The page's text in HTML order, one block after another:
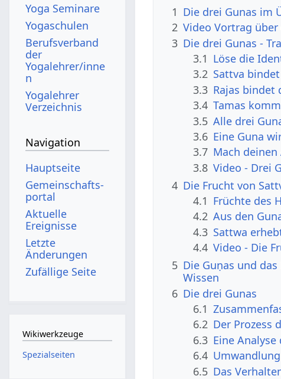
1 Die drei Gunas im
2 Video Vortrag über
3 Die drei Gunas -
3.1 Löse die
3.2 Sattva
3.3 Rajas bindet
3.4 Tamas
3.5 Alle drei
3.6 Eine Guna
3.7 Mach
3.8 Video - Drei
4 Die Frucht von
4.1 Früchte des
4.2 Aus den
4.3 Sattwa
4.4 Video - Die
5 Die Guṇas und
Wissen
6 Die drei Gunas
6.1
6.2 Der Prozess
6.3 Eine
6.4
6.5 Das
Yoga Seminare
Yogaschulen
Berufsverband
der
Yogalehrer/inne
n
Yogalehrer
Verzeichnis
Navigation
Hauptseite
Gemeinschafts­
portal
Aktuelle
Ereignisse
Letzte
Änderungen
Zufällige Seite
Wikiwerkzeuge
Spezialseiten